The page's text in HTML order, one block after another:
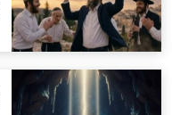
מה